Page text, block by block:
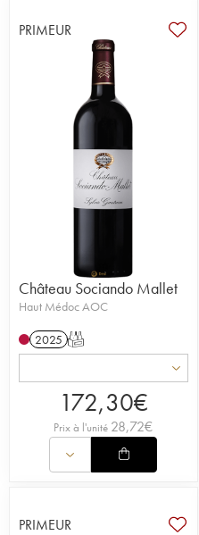
retrouvez aussi les
Sociando Mallet
PRIMEUR
Château Sociando Mallet
Haut Médoc AOC
2025 T
172,30€
Prix à l'unité 28,72€
PRIMEUR